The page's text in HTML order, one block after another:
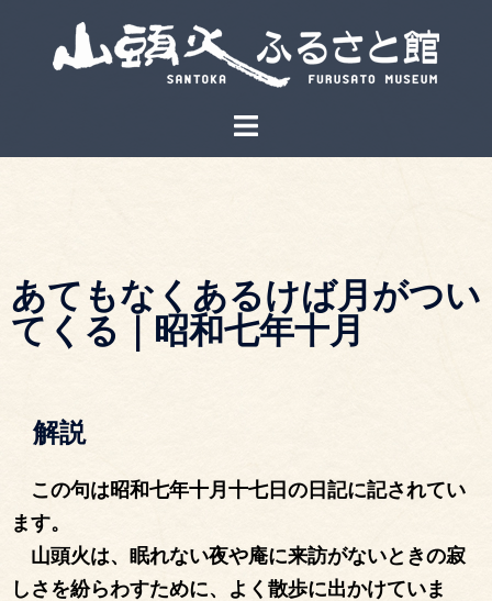
あてもなくあるけば月がつい
てくる｜昭和七年十月
解説
この句は昭和七年十月十七日の日記に記されてい
ます。
山頭火は、眠れない夜や庵に来訪がないときの寂
しさを紛らわすために、よく散歩に出かけていま